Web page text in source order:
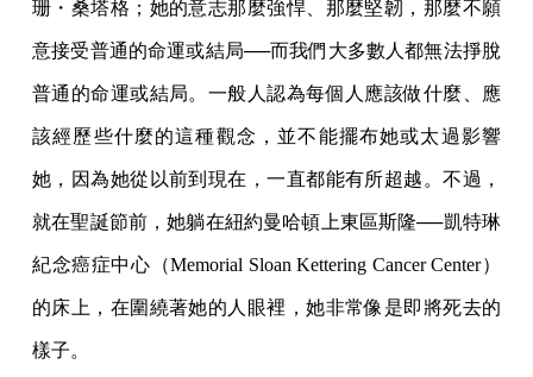
珊・桑塔格；她的意志那麼強悍、那麼堅韌，那麼不願
意接受普通的命運或結局──而我們大多數人都無法掙脫
普通的命運或結局。一般人認為每個人應該做什麼、應
該經歷些什麼的這種觀念，並不能擺布她或太過影響
她，因為她從以前到現在，一直都能有所超越。不過，
就在聖誕節前，她躺在紐約曼哈頓上東區斯隆──凱特琳
紀念癌症中心（Memorial Sloan Kettering Cancer Center）
的床上，在圍繞著她的人眼裡，她非常像是即將死去的
樣子。